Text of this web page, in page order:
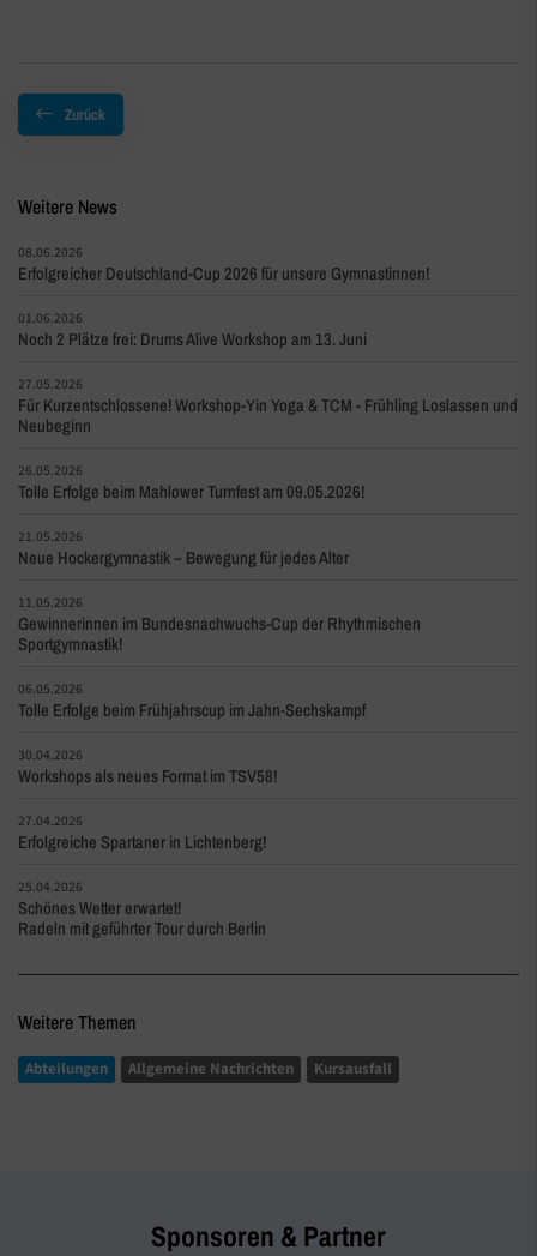
Zurück
Weitere News
08.06.2026
Erfolgreicher Deutschland-Cup 2026 für unsere Gymnastinnen!
01.06.2026
Noch 2 Plätze frei: Drums Alive Workshop am 13. Juni
27.05.2026
Für Kurzentschlossene! Workshop-Yin Yoga & TCM - Frühling Loslassen und
Neubeginn
26.05.2026
Tolle Erfolge beim Mahlower Turnfest am 09.05.2026!
21.05.2026
Neue Hockergymnastik – Bewegung für jedes Alter
11.05.2026
Gewinnerinnen im Bundesnachwuchs-Cup der Rhythmischen
Sportgymnastik!
06.05.2026
Tolle Erfolge beim Frühjahrscup im Jahn-Sechskampf
30.04.2026
Workshops als neues Format im TSV58!
27.04.2026
Erfolgreiche Spartaner in Lichtenberg!
25.04.2026
Schönes Wetter erwartet!
Radeln mit geführter Tour durch Berlin
Weitere Themen
Abteilungen Allgemeine Nachrichten Kursausfall
Sponsoren & Partner